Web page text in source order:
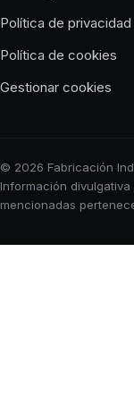
Política de privacidad
Política de cookies
Gestionar cookies
© 2026 Fabricación
Información
mencionadas